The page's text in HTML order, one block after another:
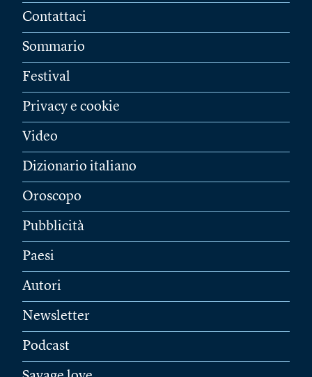
Contattaci
Sommario
Festival
Privacy e cookie
Video
Dizionario italiano
Oroscopo
Pubblicità
Paesi
Autori
Newsletter
Podcast